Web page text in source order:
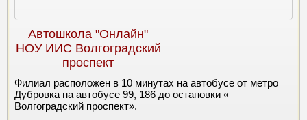
Автошкола "Онлайн"
НОУ ИИС Волгоградский
проспект
Филиал расположен в 10 минутах на автобусе от метро
Дубровка на автобусе 99, 186 до остановки «
Волгоградский проспект».